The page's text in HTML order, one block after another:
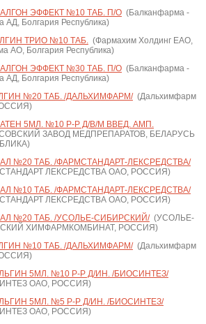
ЭФФЕКТ №10 ТАБ. П/О(Балканфарма -
АД, Болгария Республика)
ТРИО №10 ТАБ.(Фармахим Холдинг ЕАО,
АО, Болгария Республика)
ЭФФЕКТ №30 ТАБ. П/О(Балканфарма -
АД, Болгария Республика)
№20 ТАБ. /ДАЛЬХИМФАРМ/(Дальхимфарм
5МЛ. №10 Р-Р Д/В/М ВВЕД. АМП.
ЗАВОД МЕДПРЕПАРАТОВ, БЕЛАРУСЬ
№20 ТАБ. /ФАРМСТАНДАРТ-ЛЕКСРЕДСТВА/
ЛЕКСРЕДСТВА ОАО, РОССИЯ)
№10 ТАБ. /ФАРМСТАНДАРТ-ЛЕКСРЕДСТВА/
ЛЕКСРЕДСТВА ОАО, РОССИЯ)
№20 ТАБ. /УСОЛЬЕ-СИБИРСКИЙ/(УСОЛЬЕ-
ХИМФАРМКОМБИНАТ, РОССИЯ)
№10 ТАБ. /ДАЛЬХИМФАРМ/(Дальхимфарм
5МЛ. №10 Р-Р Д/ИН. /БИОСИНТЕЗ/
ОАО, РОССИЯ)
5МЛ. №5 Р-Р Д/ИН. /БИОСИНТЕЗ/
ОАО, РОССИЯ)